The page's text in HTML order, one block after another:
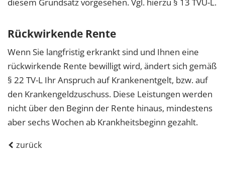
Rückwirkende Rente
Wenn Sie langfristig erkrankt sind und Ihnen eine
rückwirkende Rente bewilligt wird, ändert sich gemäß
§ 22 TV-L Ihr Anspruch auf Krankenentgelt, bzw. auf
den Krankengeldzuschuss. Diese Leistungen werden
nicht über den Beginn der Rente hinaus, mindestens
aber sechs Wochen ab Krankheitsbeginn gezahlt.
zurück